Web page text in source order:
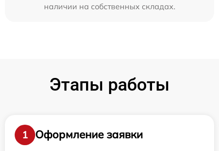
наличии на собственных складах.
Этапы работы
1
Оформление заявки